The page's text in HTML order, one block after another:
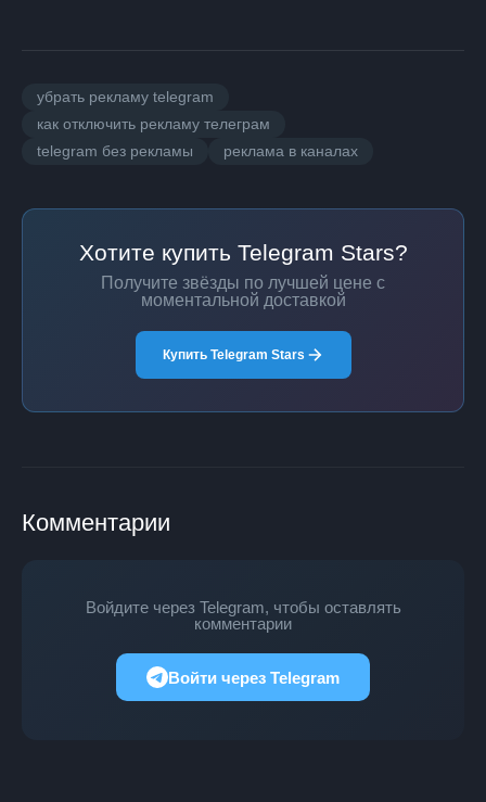
убрать рекламу telegram
как отключить рекламу телеграм
telegram без рекламы
реклама в каналах
Хотите купить Telegram Stars?
Получите звёзды по лучшей цене с
моментальной доставкой
Купить Telegram Stars
Комментарии
Войдите через Telegram, чтобы оставлять
комментарии
Войти через Telegram